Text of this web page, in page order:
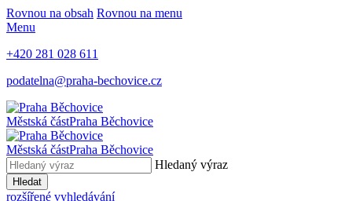
Rovnou na obsah Rovnou na menu
Menu
+420 281 028 611
podatelna@praha-bechovice.cz
Městská částPraha Běchovice
Městská částPraha Běchovice
Hledaný výraz
Hledat
rozšířené vyhledávání